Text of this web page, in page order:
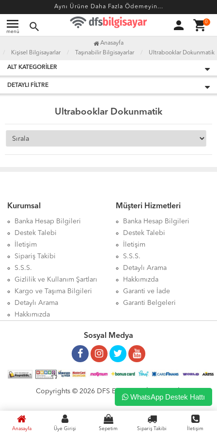
Aynı Ürüne Daha Fazla Ödemeyin...
menu
menü search person shopping_cart0
Anasayfa Üye Girişi Sepetim Sipariş Takibi İletişim
Anasayfa
Kişisel Bilgisayarlar
Taşınabilir Bilgisayarlar Ultrabooklar Dokunmatik
ALT KATEGORILER
DETAYLI FILTRE
Ultrabooklar Dokunmatik
Kurumsal
Banka Hesap Bilgileri
Destek Talebi
İletişim
Sipariş Takibi
S.S.S.
Gizlilik ve Kullanım Şartları
Kargo ve Taşıma Bilgileri
Detaylı Arama
Hakkımızda
Müşteri Hizmetleri
Banka Hesap Bilgileri
Destek Talebi
İletişim
S.S.S.
Detaylı Arama
Hakkımızda
Garanti ve İade
Garanti Belgeleri
Sosyal Medya
Copyrights © 2026 DFS ELEKTRONİK LTD. ŞTİ.
WhatsApp Destek Hattı